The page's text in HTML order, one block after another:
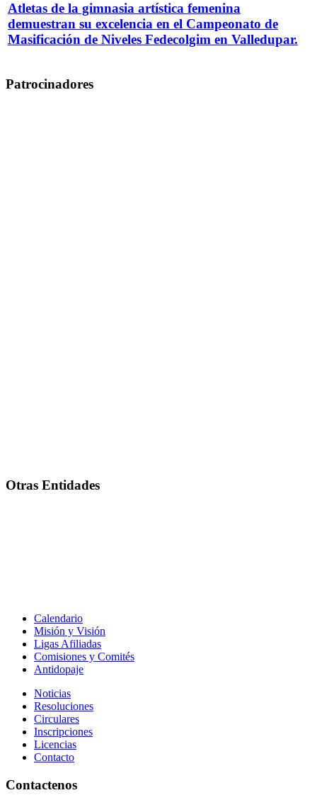
Atletas de la gimnasia artística femenina
demuestran su excelencia en el Campeonato de
Masificación de Niveles Fedecolgim en Valledupar.
Patrocinadores
Otras Entidades
Calendario
Misión y Visión
Ligas Afiliadas
Comisiones y Comités
Antidopaje
Noticias
Resoluciones
Circulares
Inscripciones
Licencias
Contacto
Contactenos